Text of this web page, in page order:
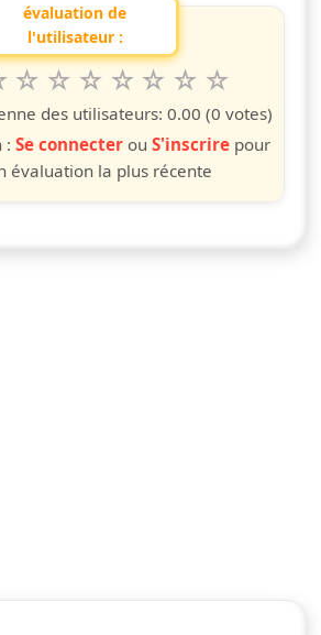
évaluation de
l'utilisateur :
da 1 a 10 étoiles
10
étoiles
9
étoiles
8
étoiles
7
étoiles
6
étoiles
5
des utilisateurs: 0.00 (0 votes)
: Se connecterou S'inscrirepour
évaluation la plus récente